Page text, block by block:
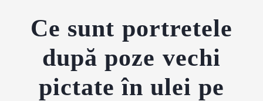
Ce sunt portretele
după poze vechi
pictate în ulei pe